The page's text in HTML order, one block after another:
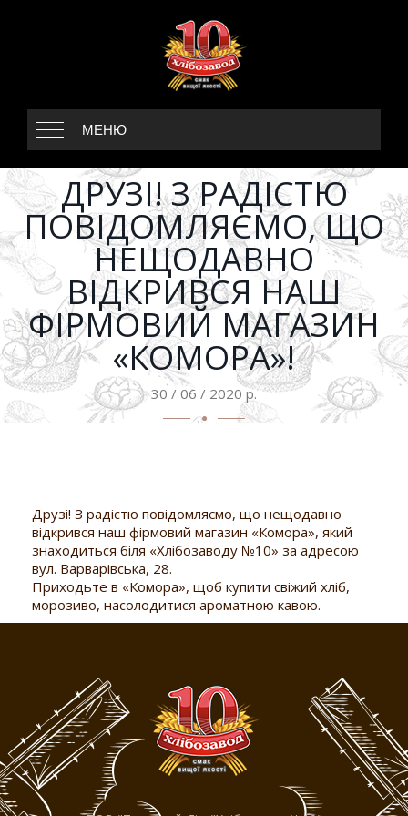
МЕНЮ
ДРУЗІ! З РАДІСТЮ
ПОВІДОМЛЯЄМО, ЩО
НЕЩОДАВНО
ВІДКРИВСЯ НАШ
ФІРМОВИЙ МАГАЗИН
«КОМОРА»!
30 / 06 / 2020 р.
Друзі! З радістю повідомляємо, що нещодавно
відкрився наш фірмовий магазин «Комора», який
знаходиться біля «Хлібозаводу №10» за адресою
вул. Варварівська, 28.
Приходьте в «Комора», щоб купити свіжий хліб,
морозиво, насолодитися ароматною кавою.